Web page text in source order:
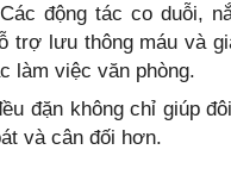
động tác co duỗi,
trợ lưu thông máu và
làm việc văn phòng.
đặn không chỉ giúp
và cân đối hơn.